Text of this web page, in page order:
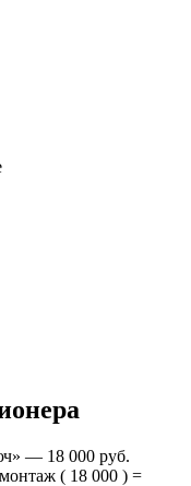
— 18 000 руб.
( 18 000 ) =